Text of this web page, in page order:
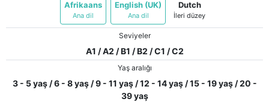
Afrikaans
Ana dil
English (UK)
Ana dil
Dutch
İleri düzey
Seviyeler
A1 / A2 / B1 / B2 / C1 / C2
Yaş aralığı
3 - 5 yaş / 6 - 8 yaş / 9 - 11 yaş / 12 - 14 yaş / 15 - 19 yaş / 20 -
39 yaş